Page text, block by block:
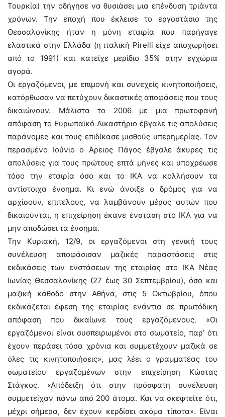
Τουρκία) την οδήγησε να θυσιάσει μια επένδυση τριάντα
χρόνων. Την εποχή που έκλεισε το εργοστάσιο της
Θεσσαλονίκης ήταν η μόνη εταιρία που παρήγαγε
ελαστικά στην Ελλάδα (η ιταλική Pirelli είχε αποχωρήσει
από το 1991) και κατείχε μερίδιο 35% στην εγχώρια
αγορά.
Οι εργαζόμενοι, με επιμονή και συνεχείς κινητοποιήσεις,
κατόρθωσαν να πετύχουν δικαστικές αποφάσεις που τους
δικαιώνουν. Μάλιστα το 2006 με μια πρωτοφανή
απόφαση το Ευρωπαϊκό Δικαστήριο έβγαλε τις απολύσεις
παράνομες και τους επιδίκασε μισθούς υπερημερίας. Τον
περασμένο Ιούνιο ο Άρειος Πάγος έβγαλε άκυρες τις
απολύσεις για τους πρώτους επτά μήνες και υποχρέωσε
τόσο την εταιρία όσο και το ΙΚΑ να κολλήσουν τα
αντίστοιχα ένσημα. Κι ενώ άνοιξε ο δρόμος για να
αρχίσουν, επιτέλους, να λαμβάνουν μέρος αυτών που
δικαιούνται, η επιχείρηση έκανε ένσταση στο ΙΚΑ για να
μην αποδώσει τα ένσημα.
Την Κυριακή, 12/9, οι εργαζόμενοι στη γενική τους
συνέλευση αποφάσισαν μαζικές παραστάσεις στις
εκδικάσεις των ενστάσεων της εταιρίας στο ΙΚΑ Νέας
Ιωνίας Θεσσαλονίκης (27 έως 30 Σεπτεμβρίου), όσο και
μαζική κάθοδο στην Αθήνα, στις 5 Οκτωβρίου, όπου
εκδικάζεται έφεση της εταιρίας ενάντια σε πρωτόδικη
απόφαση που δικαίωνε τους εργαζόμενους. «Οι
εργαζόμενοι είναι συσπειρωμένοι στο σωματείο, παρ’ ότι
έχουν περάσει τόσα χρόνια και συμμετέχουν μαζικά σε
όλες τις κινητοποιήσεις», μας λέει ο γραμματέας του
σωματείου εργαζομένων στην επιχείρηση Κώστας
Στάγκος. «Απόδειξη ότι στην πρόσφατη συνέλευση
συμμετείχαν πάνω από 200 άτομα. Και να σκεφτείτε ότι,
μέχρι σήμερα, δεν έχουν κερδίσει ακόμα τίποτα». Είναι